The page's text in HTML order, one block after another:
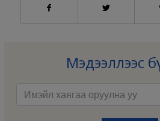
Мэдээллээс